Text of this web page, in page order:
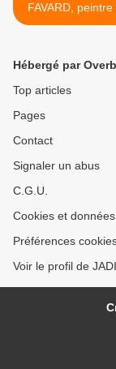
FAVARD,
Hébergé par
Top articles
Pages
Contact
Signaler un abus
C.G.U.
Cookies et
Préférences
Voir le profil de